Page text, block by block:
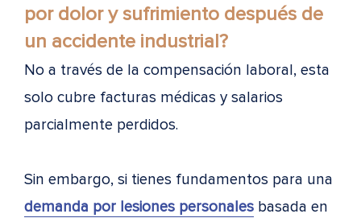
por dolor y sufrimiento después de
un accidente industrial?
No a través de la compensación laboral, esta
solo cubre facturas médicas y salarios
parcialmente perdidos.
Sin embargo, si tienes fundamentos para una
demanda por lesiones personales basada en